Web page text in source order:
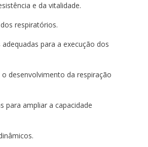
e da vitalidade.
respiratórios.
adequadas para a execução dos
o desenvolvimento da respiração
para ampliar a capacidade